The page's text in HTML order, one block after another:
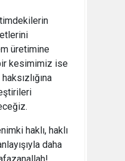
üretimine
kesimimiz ise
haksızlığına
haklı, haklı
daha